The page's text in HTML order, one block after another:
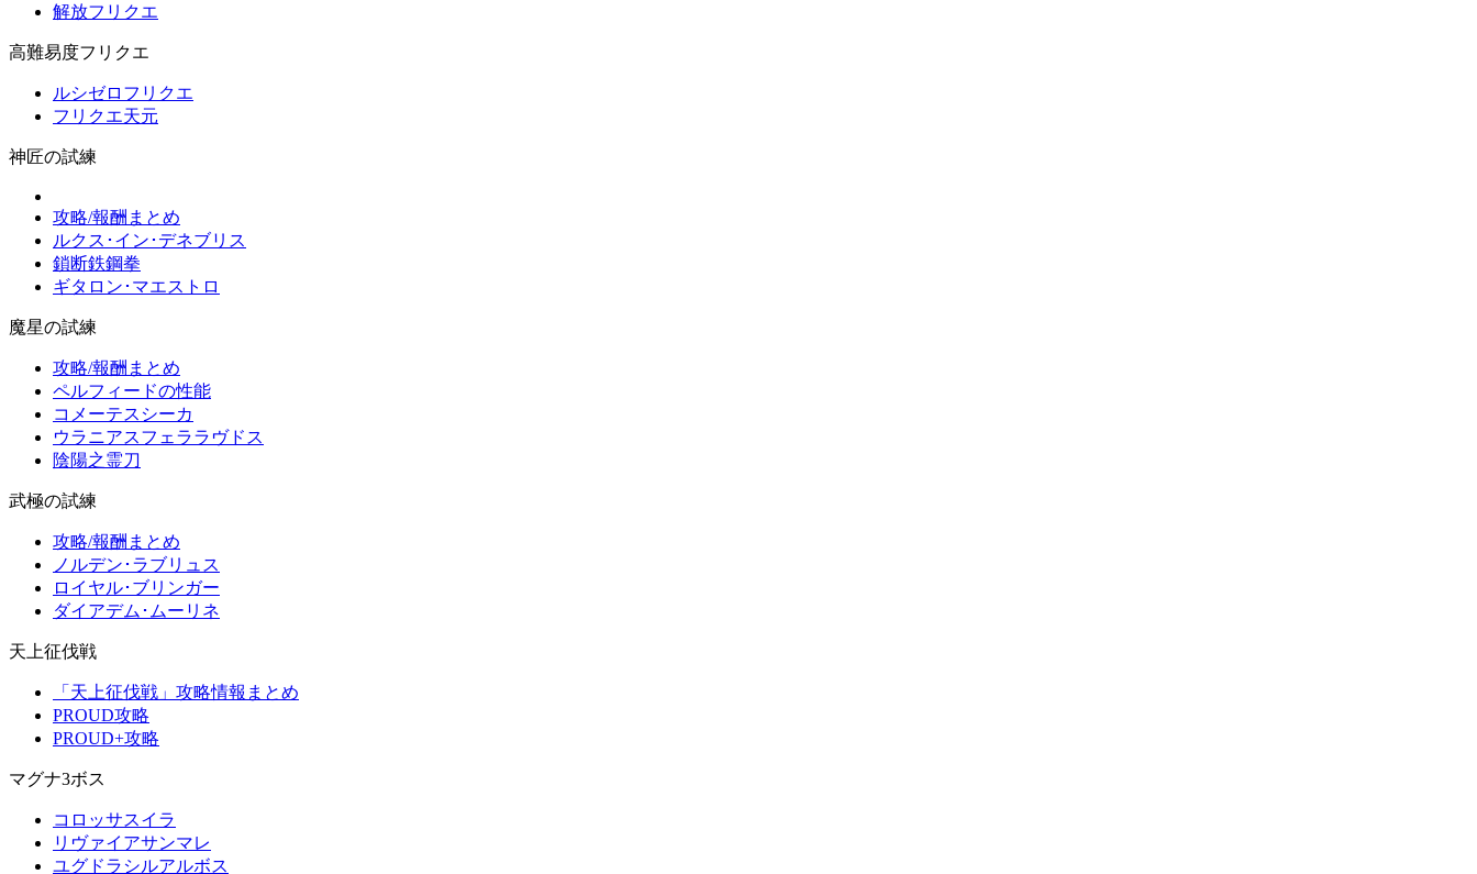
解放フリクエ
高難易度フリクエ
ルシゼロフリクエ
フリクエ天元
神匠の試練
攻略/報酬まとめ
ルクス･イン･デネブリス
鎖断鉄鋼拳
ギタロン･マエストロ
魔星の試練
攻略/報酬まとめ
ペルフィードの性能
コメーテスシーカ
ウラニアスフェララヴドス
陰陽之霊刀
武極の試練
攻略/報酬まとめ
ノルデン･ラブリュス
ロイヤル･ブリンガー
ダイアデム･ムーリネ
天上征伐戦
「天上征伐戦」攻略情報まとめ
PROUD攻略
PROUD+攻略
マグナ3ボス
コロッサスイラ
リヴァイアサンマレ
ユグドラシルアルボス